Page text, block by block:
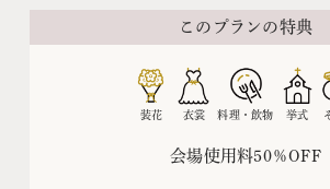
このプランの特典
装花 衣裳 料理・飲物 挙式
会場使用料50％OFF